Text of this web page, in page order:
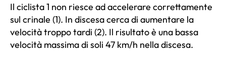
Il ciclista 1 non riesce ad accelerare correttamente
sul crinale (1). In discesa cerca di aumentare la
velocità troppo tardi (2). Il risultato è una bassa
velocità massima di soli 47 km/h nella discesa.